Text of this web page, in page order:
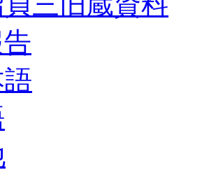
語